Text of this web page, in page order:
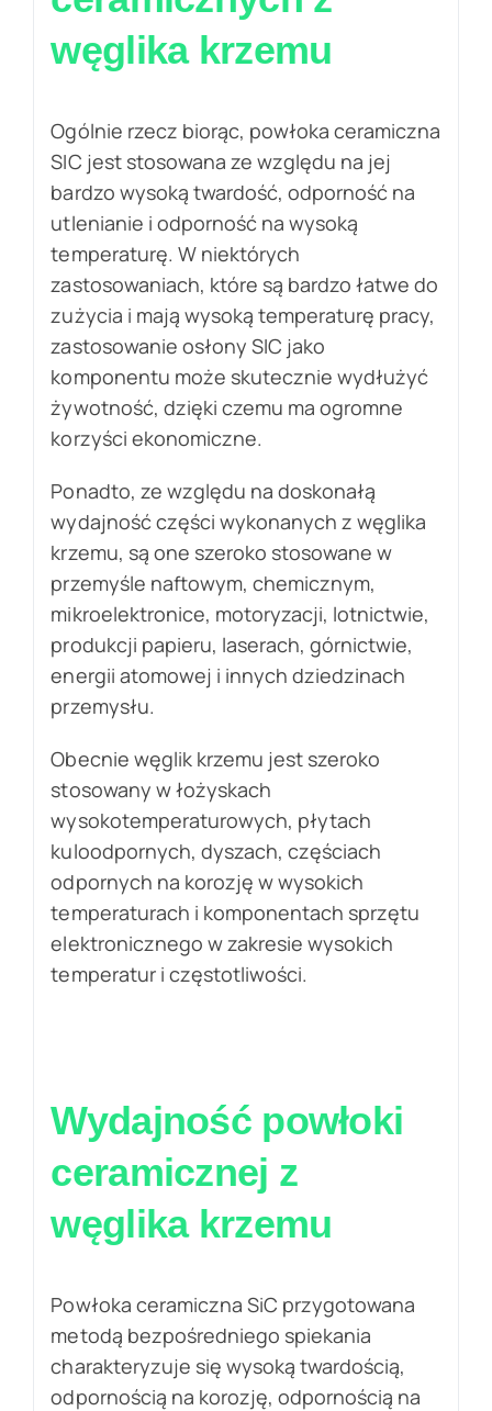
węglika krzemu
Ogólnie rzecz biorąc, powłoka ceramiczna
SIC jest stosowana ze względu na jej
bardzo wysoką twardość, odporność na
utlenianie i odporność na wysoką
temperaturę. W niektórych
zastosowaniach, które są bardzo łatwe do
zużycia i mają wysoką temperaturę pracy,
zastosowanie osłony SIC jako
komponentu może skutecznie wydłużyć
żywotność, dzięki czemu ma ogromne
korzyści ekonomiczne.
Ponadto, ze względu na doskonałą
wydajność części wykonanych z węglika
krzemu, są one szeroko stosowane w
przemyśle naftowym, chemicznym,
mikroelektronice, motoryzacji, lotnictwie,
produkcji papieru, laserach, górnictwie,
energii atomowej i innych dziedzinach
przemysłu.
Obecnie węglik krzemu jest szeroko
stosowany w łożyskach
wysokotemperaturowych, płytach
kuloodpornych, dyszach, częściach
odpornych na korozję w wysokich
temperaturach i komponentach sprzętu
elektronicznego w zakresie wysokich
temperatur i częstotliwości.
Wydajność powłoki
ceramicznej z
węglika krzemu
Powłoka ceramiczna SiC przygotowana
metodą bezpośredniego spiekania
charakteryzuje się wysoką twardością,
odpornością na korozję, odpornością na